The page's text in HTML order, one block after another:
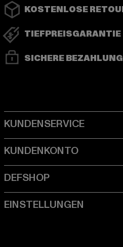
KOSTENLOSE
TIEFPREISGARANTIE
SICHERE BEZAHLUNG